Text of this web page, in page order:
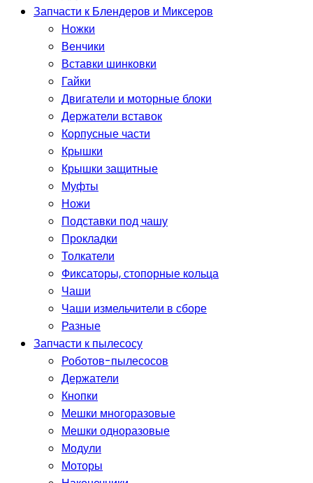
Запчасти к Блендеров и Миксеров
Ножки
Венчики
Вставки шинковки
Гайки
Двигатели и моторные блоки
Держатели вставок
Корпусные части
Крышки
Крышки защитные
Муфты
Ножи
Подставки под чашу
Прокладки
Толкатели
Фиксаторы, стопорные кольца
Чаши
Чаши измельчители в сборе
Разные
Запчасти к пылесосу
Роботов-пылесосов
Держатели
Кнопки
Мешки многоразовые
Мешки одноразовые
Модули
Моторы